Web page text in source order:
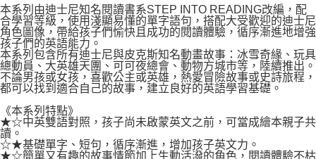
４．使用「AFTEE先享後付」時，將依據個別帳號之用戶狀況，依本公司即
時審查核予不同之上限額度；若仍有額度不足之情形，本公司將視審查結果
請求用戶進行身份認證。
５．嚴禁一人註冊多個帳號或使用他人資訊註冊。若發現惡意使用之情形，
恩沛科技股份有限公司將有權停止該用戶之使用額度並採取法律行動。
國家/地區配送 查看運費
本系列由迪士尼知名閱讀書系STEP INTO READING改編，配
合學習等級，使用淺顯易懂的單字語句，搭配大受歡迎的迪士尼
角色圖像，帶給孩子們愉快且成功的閱讀體驗，循序漸進地增強
孩子們的英語能力。
本系列包含所有迪士尼與皮克斯知名動畫故事：冰雪奇緣、玩具
總動員、大英雄天團、可可夜總會、動物方城市等，陸續推出。
不論男孩或女孩，喜歡公主或英雄，熱愛冒險故事或史詩旅程，
都可以找到適合自己的故事，建立良好的英語學習基礎。
《本系列特點》
★☆中英雙語對照，孩子尚未啟蒙英文之前，可當成繪本親子共
讀。
☆★基礎單字、短句，循序漸進，增加孩子英文力。
★☆簡單又有趣的故事情節加上生動活潑的角色，閱讀體驗不枯